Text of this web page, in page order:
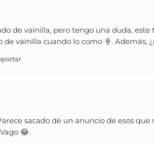
de vainilla, pero tengo una duda,
vainilla cuando lo como 🍦. Además,
sacado de un anuncio de esos
😂.